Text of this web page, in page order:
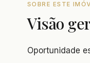
SOBRE ESTE
Visão
Oportunidade